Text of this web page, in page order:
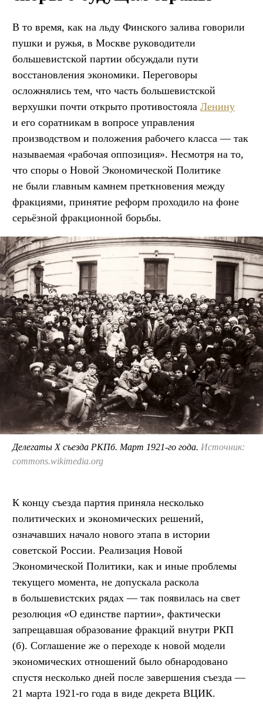
В то время, как на льду Финского залива говорили
пушки и ружья, в Москве руководители
большевистской партии обсуждали пути
восстановления экономики. Переговоры
осложнялись тем, что часть большевистской
верхушки почти открыто противостояла Ленину
и его соратникам в вопросе управления
производством и положения рабочего класса — так
называемая «рабочая оппозиция». Несмотря на то,
что споры о Новой Экономической Политике
не были главным камнем преткновения между
фракциями, принятие реформ проходило на фоне
серьёзной фракционной борьбы.
Делегаты X съезда РКПб. Март 1921-го года. Источник:
commons.wikimedia.org
К концу съезда партия приняла несколько
политических и экономических решений,
означавших начало нового этапа в истории
советской России. Реализация Новой
Экономической Политики, как и иные проблемы
текущего момента, не допускала раскола
в большевистских рядах — так появилась на свет
резолюция «О единстве партии», фактически
запрещавшая образование фракций внутри РКП
(б). Соглашение же о переходе к новой модели
экономических отношений было обнародовано
спустя несколько дней после завершения съезда —
21 марта 1921-го года в виде декрета ВЦИК.